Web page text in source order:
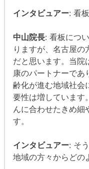
インタビュアー: 看
中山院長: 看板につ
りますが、名古屋
だと思います。当院
康のパートナーであ
齢化が進む地域社会
要性は増しています
んに合わせたきめ細
す。
インタビュアー: そ
地域の方々からどの